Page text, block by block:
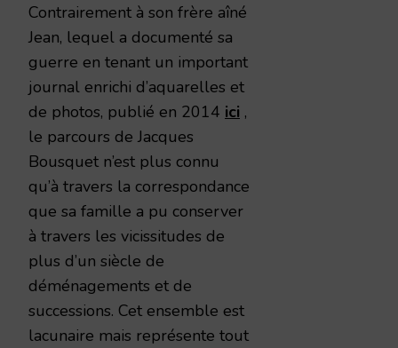
Contrairement à son frère aîné
Jean, lequel a documenté sa
guerre en tenant un important
journal enrichi d’aquarelles et
de photos, publié en 2014 ici ,
le parcours de Jacques
Bousquet n’est plus connu
qu’à travers la correspondance
que sa famille a pu conserver
à travers les vicissitudes de
plus d’un siècle de
déménagements et de
successions. Cet ensemble est
lacunaire mais représente tout